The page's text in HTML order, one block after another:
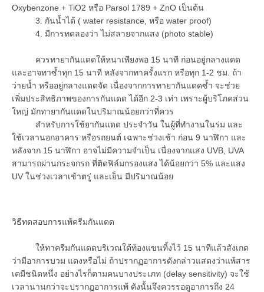
Oxybenzone + TiO2 หรือ Parsol 1789 + ZnO เป็นต้น
3. กันน้ำได้ ( water resistance, หรือ water proof)
4. มีการทดลองว่า ไม่สลายจากแสง (photo stable)
ควรทายากันแดดให้หนาเพียงพอ 15 นาที ก่อนอยู่กลางแดด
และอาจทาซ้ำทุก 15 นาที หลังจากทาครั้งแรก หรือทุก 1-2 ชม. ถ้า
ว่ายน้ำ หรืออยู่กลางแดดจัด เนื่องจากการทายากันแดดซ้ำ จะช่วย
เพิ่มประสิทธิภาพของการกันแดด ได้อีก 2-3 เท่า เพราะผู้บริโภคส่วน
ใหญ่ มักทายากันแดดในปริมาณน้อยกว่าที่ควร
สำหรับการใช้ยากันแดด ประจำวัน ในผู้ที่ทำงานในร่ม และ
ใช้เวลานอกอาคาร หรือรถยนต์ เฉพาะช่วงเช้า ก่อน 9 นาฬิกา และ
หลังจาก 15 นาฬิกา อาจไม่มีความจำเป็น เนื่องจากแสง UVB, UVA
สามารถผ่านกระจกรถ ที่ติดฟิล์มกรองแสง ได้น้อยกว่า 5% และแสง
UV ในช่วงเวลาเช้าตรู่ และเย็น มีปริมาณน้อย
วิธีทดสอบการแพ้ครีมกันแดด
ให้ทาครีมกันแดดบริเวณใต้ท้องแขนทิ้งไว้ 15 นาทีแล้วสังเกต
ว่ามีอาการบวม แดงหรือไม่ ถ้าปรากฏอาการดังกล่าวแสดงว่าแพ้สาร
เคมีชนิดหนึ่ง อย่างไรก็ตามคนบางประเภท (delay sensitivity) จะใช้
เวลานานกว่าจะปรากฏอาการแพ้ ดังนั้นจึงควรรอดูอาการถึง 24